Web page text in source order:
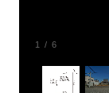
1 / 6